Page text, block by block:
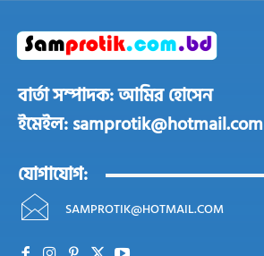
বার্তা সম্পাদক: আমির হোসেন
ইমেইল: samprotik@hotmail.com
যোগাযোগ:
SAMPROTIK@HOTMAIL.COM